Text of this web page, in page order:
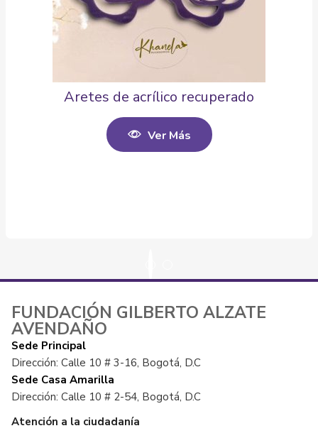
Aretes de acrílico recuperado
Ver Más
FUNDACIÓN GILBERTO ALZATE
AVENDAÑO
Sede Principal
Dirección: Calle 10 # 3-16, Bogotá, D.C
Sede Casa Amarilla
Dirección: Calle 10 # 2-54, Bogotá, D.C
Atención a la ciudadanía